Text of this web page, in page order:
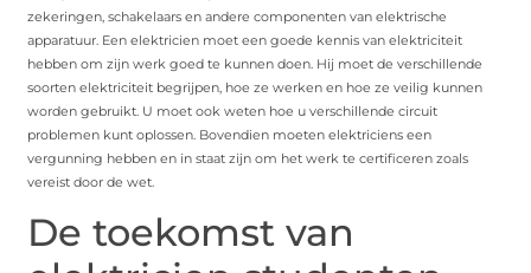
zekeringen, schakelaars en andere componenten van elektrische
apparatuur. Een elektricien moet een goede kennis van elektriciteit
hebben om zijn werk goed te kunnen doen. Hij moet de verschillende
soorten elektriciteit begrijpen, hoe ze werken en hoe ze veilig kunnen
worden gebruikt. U moet ook weten hoe u verschillende circuit
problemen kunt oplossen. Bovendien moeten elektriciens een
vergunning hebben en in staat zijn om het werk te certificeren zoals
vereist door de wet.
De toekomst van